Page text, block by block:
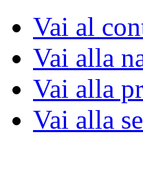
Vai al
Vai alla
Vai alla
Vai alla